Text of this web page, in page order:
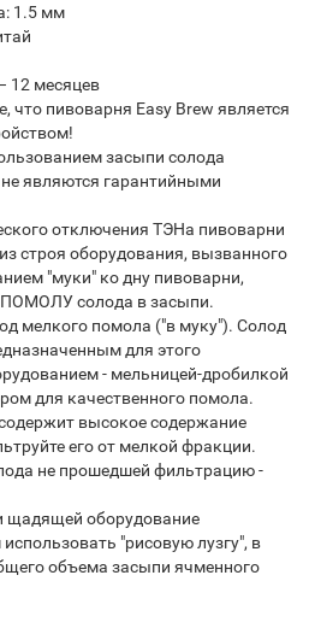
1.5 мм
12 месяцев
пивоварня Easy Brew является
засыпи солода
являются гарантийными
отключения ТЭНа пивоварни
строя оборудования, вызванного
"муки" ко дну пивоварни,
ПОМОЛУ солода в засыпи.
мелкого помола ("в муку"). Солод
для этого
- мельницей-дробилкой
для качественного помола.
высокое содержание
его от мелкой фракции.
не прошедшей фильтрацию -
щадящей оборудование
"рисовую лузгу", в
объема засыпи ячменного